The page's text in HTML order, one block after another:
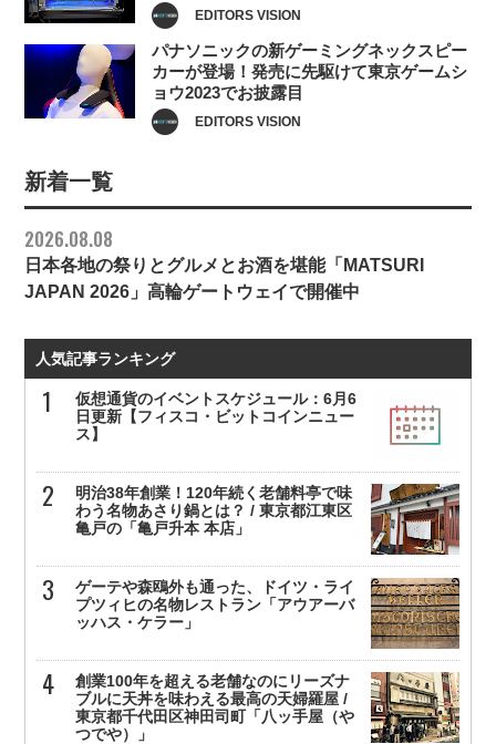
EDITORS VISION
パナソニックの新ゲーミングネックスピー
カーが登場！発売に先駆けて東京ゲームシ
ョウ2023でお披露目
EDITORS VISION
新着一覧
2026.08.08
日本各地の祭りとグルメとお酒を堪能「MATSURI
JAPAN 2026」高輪ゲートウェイで開催中
人気記事ランキング
仮想通貨のイベントスケジュール：6月6
日更新【フィスコ・ビットコインニュー
ス】
明治38年創業！120年続く老舗料亭で味
わう名物あさり鍋とは？ / 東京都江東区
亀戸の「亀戸升本 本店」
ゲーテや森鴎外も通った、ドイツ・ライ
プツィヒの名物レストラン「アウアーバ
ッハス・ケラー」
創業100年を超える老舗なのにリーズナ
ブルに天丼を味わえる最高の天婦羅屋 /
東京都千代田区神田司町「八ッ手屋（や
つでや）」